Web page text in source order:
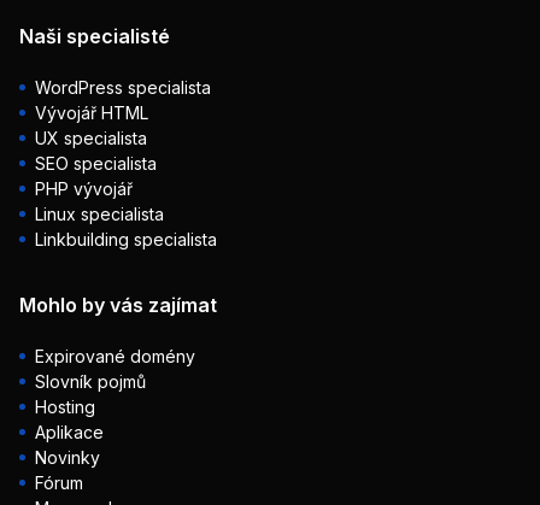
Naši specialisté
WordPress specialista
Vývojář HTML
UX specialista
SEO specialista
PHP vývojář
Linux specialista
Linkbuilding specialista
Mohlo by vás zajímat
Expirované domény
Slovník pojmů
Hosting
Aplikace
Novinky
Fórum